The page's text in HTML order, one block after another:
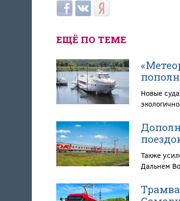
Login with Facebook
Login with ВКонтакте
Login with Яндекс
ЕЩЁ ПО ТЕМЕ
Новые
Также
Дальнем